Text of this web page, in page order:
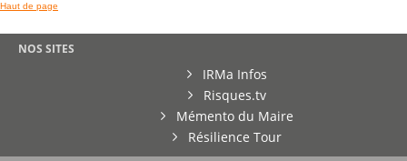
Haut de page
NOS SITES
IRMa Infos
Risques.tv
Mémento du Maire
Résilience Tour